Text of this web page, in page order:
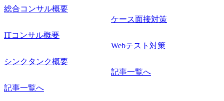
総合コンサル概要
ITコンサル概要
シンクタンク概要
記事一覧へ
ケース面接対策
Webテスト対策
記事一覧へ